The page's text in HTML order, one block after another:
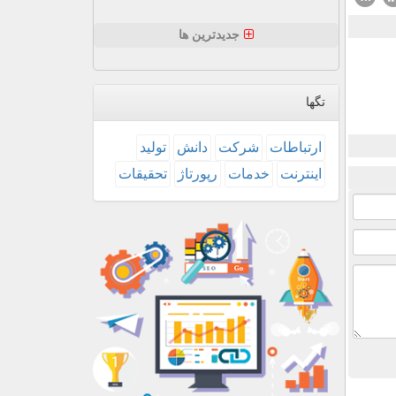
جدیدترین ها
تگها
ارتباطات شركت دانش
تولید
اینترنت
خدمات رپورتاژ تحقیقات